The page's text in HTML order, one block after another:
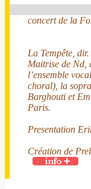
concert de la
La Tempête,
Maitrise de Nd,
l’ensemble
choral), la
Barghouti et
Paris.
Presentation
Création de